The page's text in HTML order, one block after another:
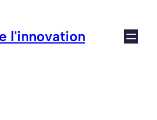
l'innovation